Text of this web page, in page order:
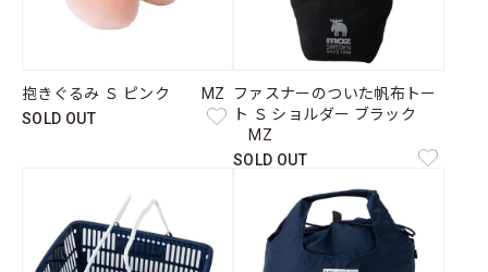
抱きぐるみ Ｓ ピンク MZ
SOLD OUT
ファスナーのついた帆布トー
ト Ｓ ショルダー ブラック
MZ
SOLD OUT